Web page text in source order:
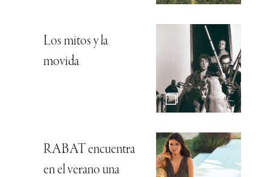
Los mitos y la
movida
RABAT encuentra
en el verano una